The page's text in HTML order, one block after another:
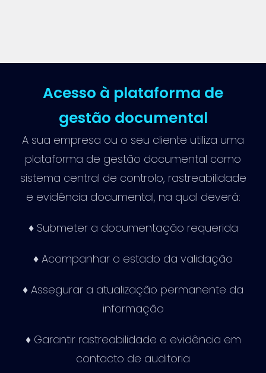
Acesso à plataforma de
gestão documental
A sua empresa ou o seu cliente utiliza uma
plataforma de gestão documental como
sistema central de controlo, rastreabilidade
e evidência documental, na qual deverá:
♦ Submeter a documentação requerida
♦ Acompanhar o estado da validação
♦ Assegurar a atualização permanente da
informação
♦ Garantir rastreabilidade e evidência em
contacto de auditoria